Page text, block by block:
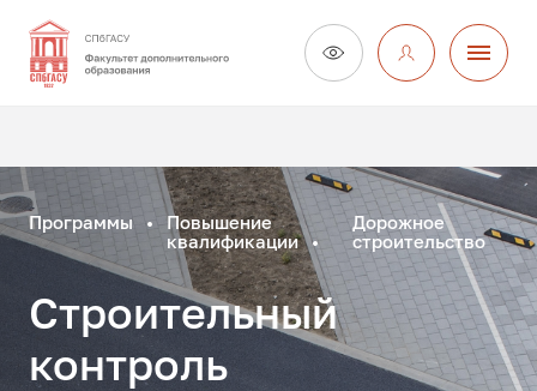
Программы
Повышение
квалификации
Дорожное
строительство
Строительный
контроль